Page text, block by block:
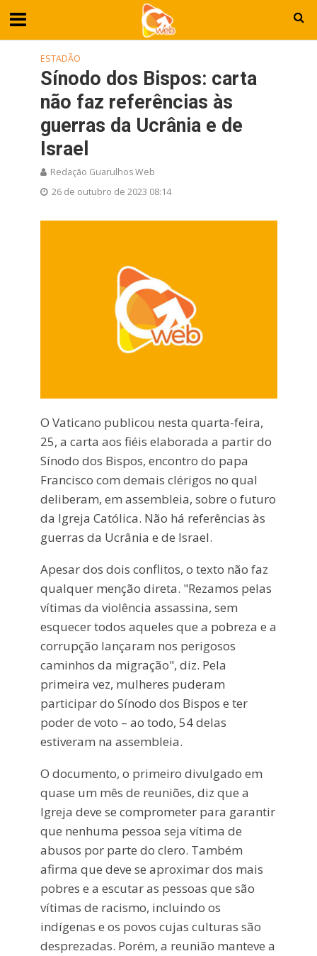
ESTADÃO
Sínodo dos Bispos: carta
não faz referências às
guerras da Ucrânia e de
Israel
Redação Guarulhos Web
26 de outubro de 2023 08:14
O Vaticano publicou nesta quarta-feira,
25, a carta aos fiéis elaborada a partir do
Sínodo dos Bispos, encontro do papa
Francisco com demais clérigos no qual
deliberam, em assembleia, sobre o futuro
da Igreja Católica. Não há referências às
guerras da Ucrânia e de Israel.
Apesar dos dois conflitos, o texto não faz
qualquer menção direta. "Rezamos pelas
vítimas da violência assassina, sem
esquecer todos aqueles que a pobreza e a
corrupção lançaram nos perigosos
caminhos da migração", diz. Pela
primeira vez, mulheres puderam
participar do Sínodo dos Bispos e ter
poder de voto – ao todo, 54 delas
estiveram na assembleia.
O documento, o primeiro divulgado em
quase um mês de reuniões, diz que a
Igreja deve se comprometer para garantir
que nenhuma pessoa seja vítima de
abusos por parte do clero. Também
afirma que deve se aproximar dos mais
pobres e a escutar as pessoas que são
vítimas de racismo, incluindo os
indígenas e os povos cujas culturas são
desprezadas. Porém, a reunião manteve a